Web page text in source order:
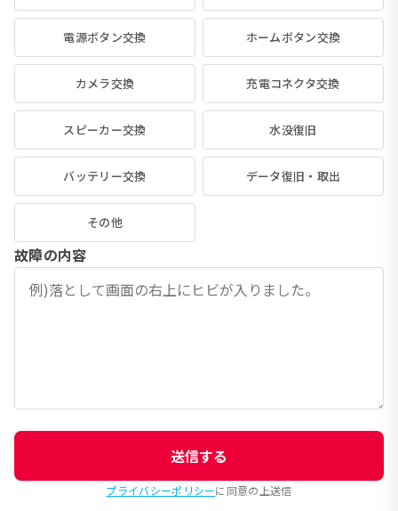
電源ボタン交換 ホームボタン交換
カメラ交換 充電コネクタ交換
スピーカー交換 水没復旧
バッテリー交換 データ復旧・取出
その他
故障の内容
送信する
プライバシーポリシーに同意の上送信